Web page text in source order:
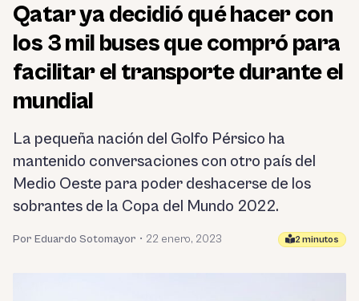
Qatar ya decidió qué hacer con
los 3 mil buses que compró para
facilitar el transporte durante el
mundial
La pequeña nación del Golfo Pérsico ha
mantenido conversaciones con otro país del
Medio Oeste para poder deshacerse de los
sobrantes de la Copa del Mundo 2022.
Por Eduardo Sotomayor • 22 enero, 2023 2 minutos